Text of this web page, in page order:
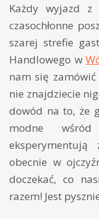
Każdy wyjazd z
czasochłonne
szarej strefie
Handlowego w
nam się
nie znajdziecie
dowód na to, że
modne
obecnie w
doczekać, co
razem! Jest